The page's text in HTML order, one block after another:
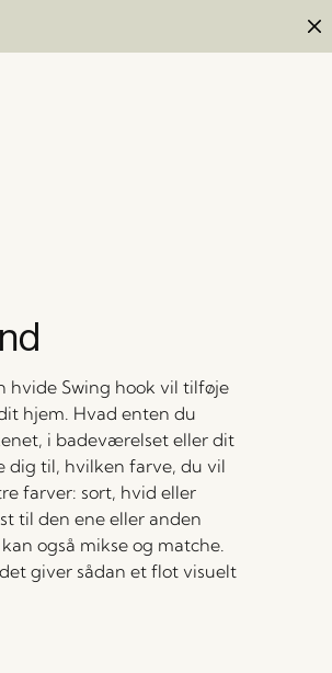
hvide Swing hook vil tilføje
hjem. Hvad enten du
i badeværelset eller dit
dig til, hvilken farve, du vil
farver: sort, hvid eller
til den ene eller anden
også mikse og matche.
giver sådan et flot visuelt